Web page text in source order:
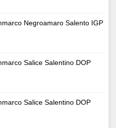
Negroamaro Salento IGP
Salice Salentino DOP
Salice Salentino DOP